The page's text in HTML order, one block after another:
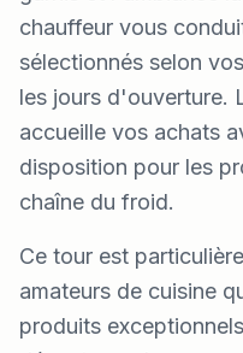
chauffeur vous
sélectionnés selon
les jours d'ouverture.
accueille vos achats
disposition pour les
chaîne du froid.
Ce tour est
amateurs de cuisine
produits